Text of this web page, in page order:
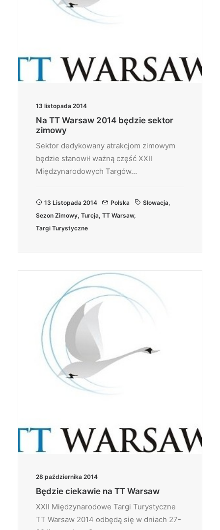
13 listopada 2014
Na TT Warsaw 2014 będzie sektor
zimowy
Sektor dedykowany atrakcjom zimowym
będzie stanowił ważną część XXII
Międzynarodowych Targów…
13 Listopada 2014 Polska Słowacja,
Sezon Zimowy, Turcja, TT Warsaw,
Targi Turystyczne
28 października 2014
Będzie ciekawie na TT Warsaw
XXII Międzynarodowe Targi Turystyczne
TT Warsaw 2014 odbędą się w dniach 27-